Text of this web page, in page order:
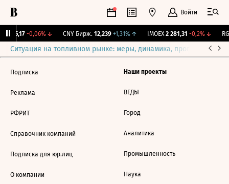
Войти
115,17 -0,06%↓ CNY Бирж. 12,239 +1,31%↑ IMOEX 2 281,31 -0,2%↓
Ситуация на топливном рынке: меры, динамика, прогнозы
Подписка
Реклама
РФРИТ
Справочник компаний
Подписка для юр.лиц
О компании
Наши проекты
ВЕДЫ
Город
Аналитика
Промышленность
Наука